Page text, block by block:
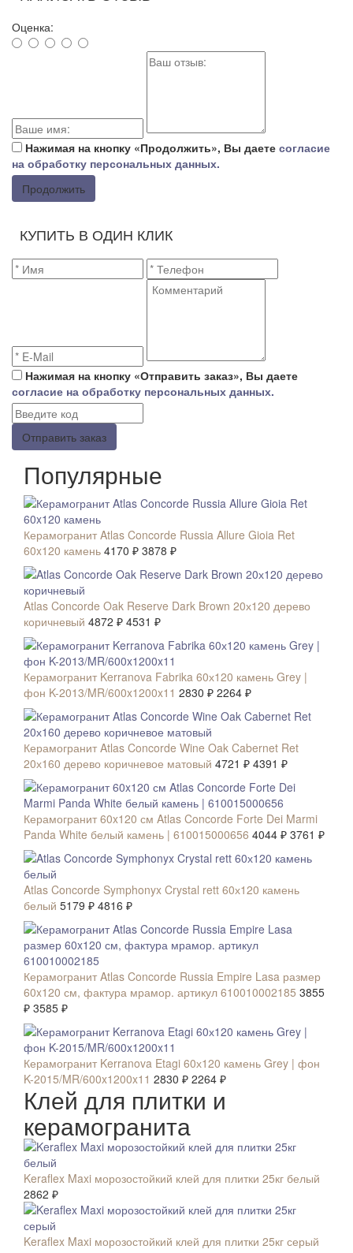
Оценка:
Нажимая на кнопку «Продолжить», Вы даете согласие
на обработку персональных данных.
Продолжить
КУПИТЬ В ОДИН КЛИК
Нажимая на кнопку «Отправить заказ», Вы даете
согласие на обработку персональных данных.
Отправить заказ
Популярные
СКИДКА 7 %
Керамогранит Atlas Concorde Russia Allure Gioia Ret
60x120 камень 4170 ₽ 3878 ₽
Atlas Concorde Oak Reserve Dark Brown 20х120 дерево
коричневый 4872 ₽ 4531 ₽
Керамогранит Kerranova Fabrika 60х120 камень Grey |
фон K-2013/MR/600x1200x11 2830 ₽ 2264 ₽
Керамогранит Atlas Concorde Wine Oak Cabernet Ret
20х160 дерево коричневое матовый 4721 ₽ 4391 ₽
Керамогранит 60x120 см Atlas Concorde Forte Dei Marmi
Panda White белый камень | 610015000656 4044 ₽ 3761 ₽
Atlas Concorde Symphonyx Crystal rett 60х120 камень
белый 5179 ₽ 4816 ₽
Керамогранит Atlas Concorde Russia Empire Lasa размер
60x120 см, фактура мрамор. артикул 610010002185 3855
₽ 3585 ₽
Керамогранит Kerranova Etagi 60х120 камень Grey | фон
K-2015/MR/600x1200x11 2830 ₽ 2264 ₽
Клей для плитки и
керамогранита
Keraflex Maxi морозостойкий клей для плитки 25кг белый
2862 ₽
Keraflex Maxi морозостойкий клей для плитки 25кг серый